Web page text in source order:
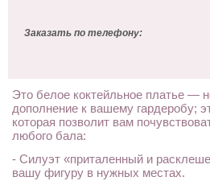
Заказать по телефону:
Это белое коктейльное платье —
дополнение к вашему гардеробу;
которая позволит вам
любого бала:
- Силуэт «приталенный и
вашу фигуру в нужных местах.